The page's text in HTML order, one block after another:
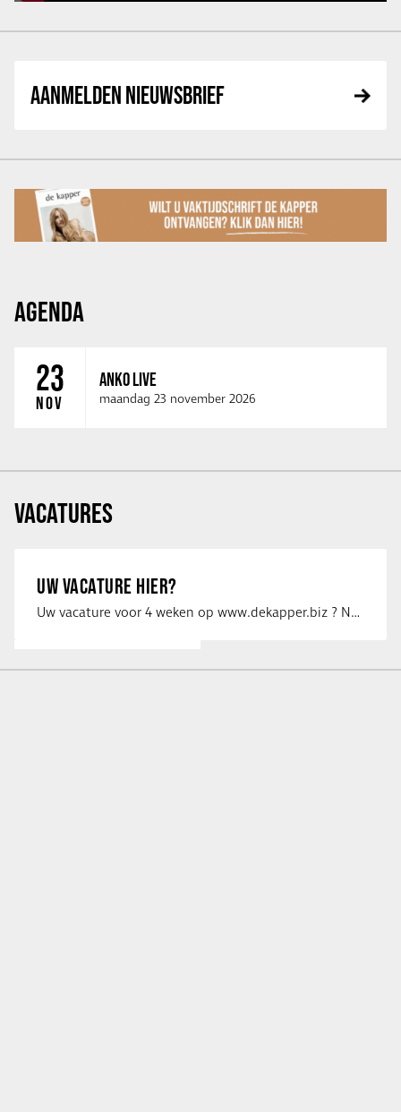
AANMELDEN NIEUWSBRIEF
AGENDA
23
NOV
ANKO LIVE
maandag 23 november 2026
VACATURES
UW VACATURE HIER?
Uw vacature voor 4 weken op www.dekapper.biz ? Neem dan contact op met Maaike …